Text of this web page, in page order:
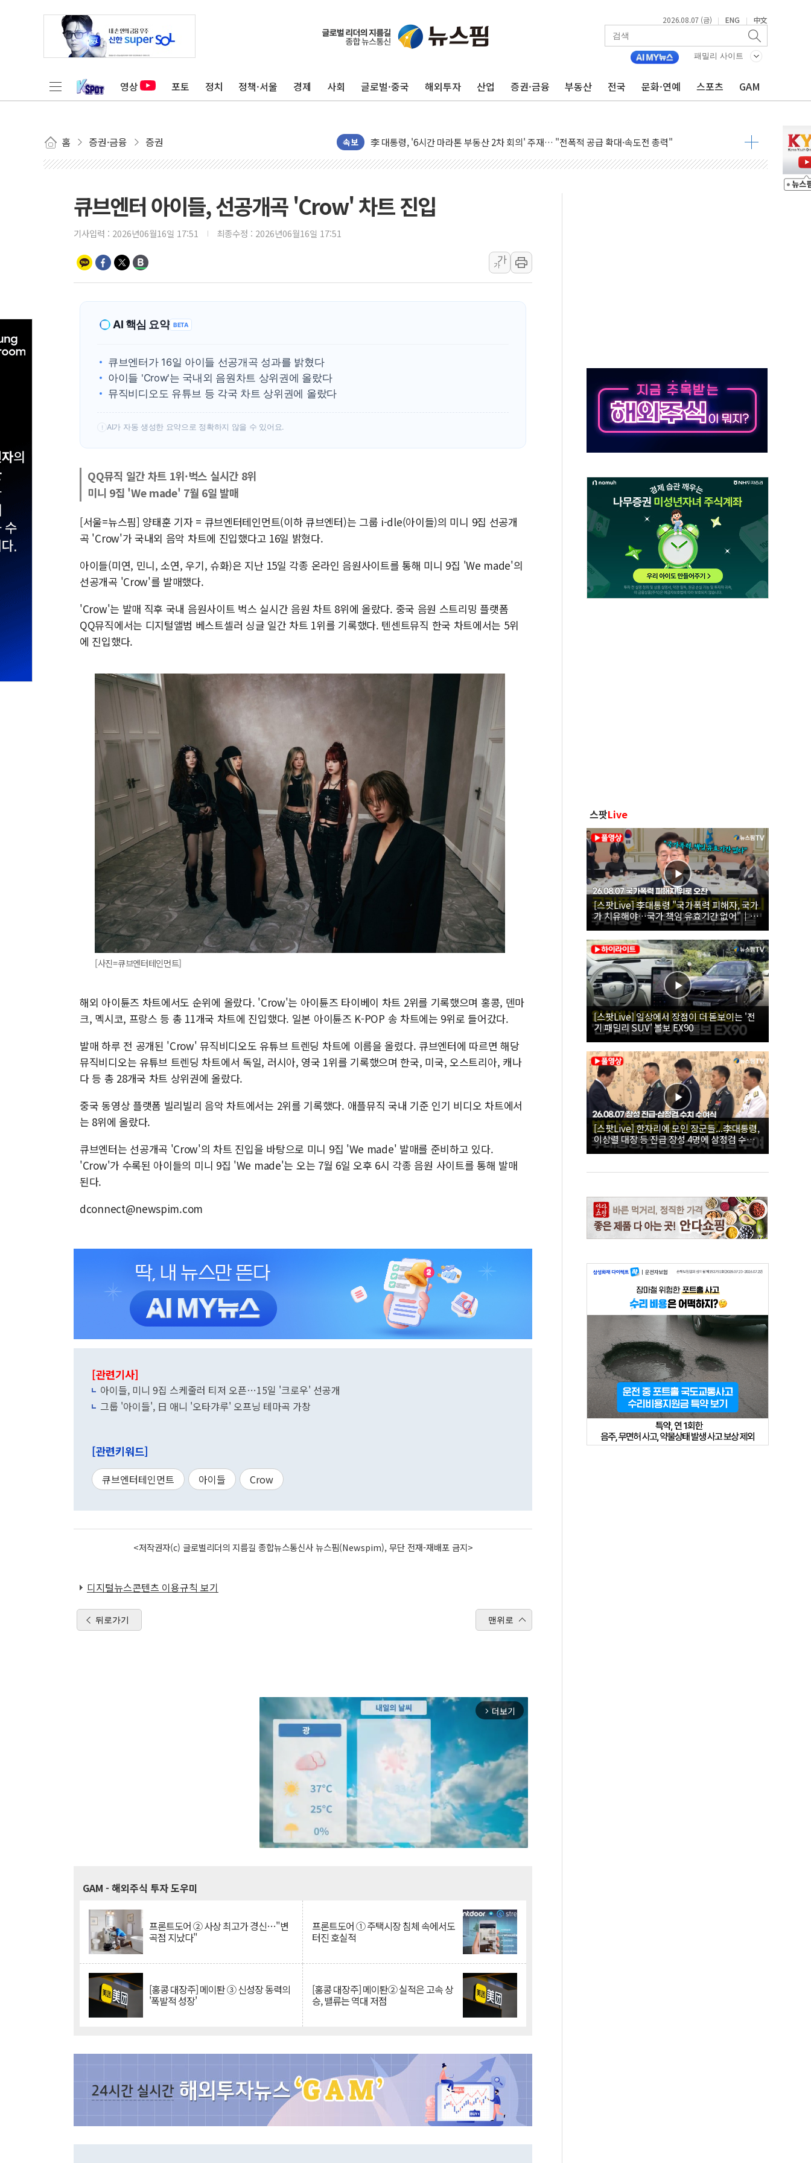
2026.08.07 (금) | ENG | 中文
패밀리 사이트
영상 포토 정치 정책·서울 경제 사회 글로벌·중국 해외투자 산업 증권·금융 부동산 전국 문화·연예 스포츠 GAM
홈 증권·금융 증권 속보
특정 정치인 측근 포항시 정책특보 내정설...포항시 '시끌'
李 "해남 태양광, 대한민국 다음 100년 밑거름…수도권 집중 완화 전환점"
트럼프, 中 겨냥 폴리실리콘 관세 15% 부과…美 태양광주 급등
[사진] 빈살만과 에르도안의 만남
남동발전, 해남군에 국내 최대 규모 400MW 태양광 착공…여의도 1.6배 규모
[인도증시] 중동 불안 속 유가 상승에 소폭 하락...금융주 낙폭 커
폭염 누그러지고 가뭄 숙지나...경북동해안권 8~9일 최대 100mm 호우
사우디·튀르키예·파키스탄, '공동방위협정' 체결… 수니파 국가들의 새 안보 협력 구도
신길동 신축도 3.3㎡당 7250만원…써밋 클라비온 59㎡ 18억원대
용산공원·그린벨트로 또 충돌…반복되는 국토부-서울시 '정책 엇박자'
후티 반군, 예멘 정부군과 사우디 동시 공격… 위기 고조되는 또 다른 중동 화약고
42.5도 역대급 폭염…동물들도 특별식으로 여름나기 [뉴스핌 줌인]
큐브엔터 아이들, 선공개곡 'Crow' 차트 진입
기사입력 : 2026년06월16일 17:51 최종수정 : 2026년06월16일 17:51
가
가
AI 핵심 요약 BETA
큐브엔터가 16일 아이들 선공개곡 성과를 밝혔다
아이들 'Crow'는 국내외 음원차트 상위권에 올랐다
뮤직비디오도 유튜브 등 각국 차트 상위권에 올랐다
! AI가 자동 생성한 요약으로 정확하지 않을 수 있어요.
QQ뮤직 일간 차트 1위·벅스 실시간 8위
미니 9집 'We made' 7월 6일 발매
[서울=뉴스핌] 양태훈 기자 = 큐브엔터테인먼트(이하 큐브엔터)는 그룹 i-dle(아이들)의 미니 9집 선공개
곡 'Crow'가 국내외 음악 차트에 진입했다고 16일 밝혔다.
아이들(미연, 민니, 소연, 우기, 슈화)은 지난 15일 각종 온라인 음원사이트를 통해 미니 9집 'We made'의
선공개곡 'Crow'를 발매했다.
'Crow'는 발매 직후 국내 음원사이트 벅스 실시간 음원 차트 8위에 올랐다. 중국 음원 스트리밍 플랫폼
QQ뮤직에서는 디지털앨범 베스트셀러 싱글 일간 차트 1위를 기록했다. 텐센트뮤직 한국 차트에서는 5위
에 진입했다.
[사진=큐브엔터테인먼트]
해외 아이튠즈 차트에서도 순위에 올랐다. 'Crow'는 아이튠즈 타이베이 차트 2위를 기록했으며 홍콩, 덴마
크, 멕시코, 프랑스 등 총 11개국 차트에 진입했다. 일본 아이튠즈 K-POP 송 차트에는 9위로 들어갔다.
발매 하루 전 공개된 'Crow' 뮤직비디오도 유튜브 트렌딩 차트에 이름을 올렸다. 큐브엔터에 따르면 해당
뮤직비디오는 유튜브 트렌딩 차트에서 독일, 러시아, 영국 1위를 기록했으며 한국, 미국, 오스트리아, 캐나
다 등 총 28개국 차트 상위권에 올랐다.
중국 동영상 플랫폼 빌리빌리 음악 차트에서는 2위를 기록했다. 애플뮤직 국내 기준 인기 비디오 차트에서
는 8위에 올랐다.
큐브엔터는 선공개곡 'Crow'의 차트 진입을 바탕으로 미니 9집 'We made' 발매를 준비하고 있다.
'Crow'가 수록된 아이들의 미니 9집 'We made'는 오는 7월 6일 오후 6시 각종 음원 사이트를 통해 발매
된다.
dconnect@newspim.com
[관련기사]
아이들, 미니 9집 스케줄러 티저 오픈…15일 '크로우' 선공개
그룹 '아이들', 日 애니 '오타갸루' 오프닝 테마곡 가창
[관련키워드]
큐브엔터테인먼트 아이들 Crow
<저작권자(c) 글로벌리더의 지름길 종합뉴스통신사 뉴스핌(Newspim), 무단 전재-재배포 금지>
디지털뉴스콘텐츠 이용규칙 보기
뒤로가기 맨위로
arrow_forward_ios 더보기
GAM - 해외주식 투자 도우미
프론트도어 ② 사상 최고가 경신…"변
곡점 지났다"
프론트도어 ① 주택시장 침체 속에서도
터진 호실적
[홍콩 대장주] 메이퇀 ③ 신성장 동력의
'폭발적 성장'
[홍콩 대장주] 메이퇀② 실적은 고속 상
승, 밸류는 역대 저점
스팟Live
[스팟Live] 李대통령 "국가폭력 피해자, 국가
가 치유해야…국가 책임 유효기간 없어"｜
26.08.07 국가폭력 피해자 위로 오찬
[스팟Live] 일상에서 장점이 더 돋보이는 '전
기 패밀리 SUV' 볼보 EX90
[스팟Live] 한자리에 모인 장군들...李대통령,
이상렬 대장 등 진급 장성 4명에 삼정검 수치
직접 수여｜26.08.07 장성 진급·삼정검 수치